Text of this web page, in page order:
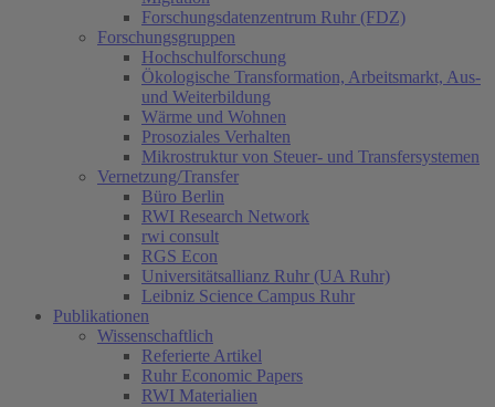
Forschungsdatenzentrum Ruhr (FDZ)
Forschungsgruppen
Hochschulforschung
Ökologische Transformation, Arbeitsmarkt, Aus-
und Weiterbildung
Wärme und Wohnen
Prosoziales Verhalten
Mikrostruktur von Steuer- und Transfersystemen
Vernetzung/Transfer
Büro Berlin
RWI Research Network
rwi consult
RGS Econ
Universitätsallianz Ruhr (UA Ruhr)
Leibniz Science Campus Ruhr
Publikationen
Wissenschaftlich
Referierte Artikel
Ruhr Economic Papers
RWI Materialien